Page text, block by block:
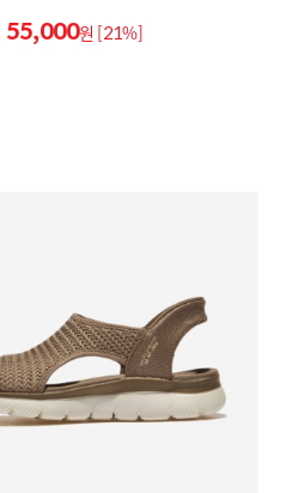
55,000원 [21%]